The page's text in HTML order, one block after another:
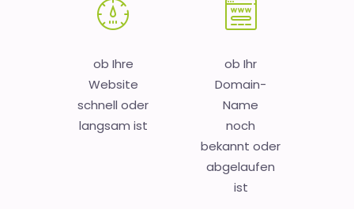
ob Ihre
Website
schnell oder
langsam ist
ob Ihr
Domain-
Name
noch
bekannt oder
abgelaufen
ist